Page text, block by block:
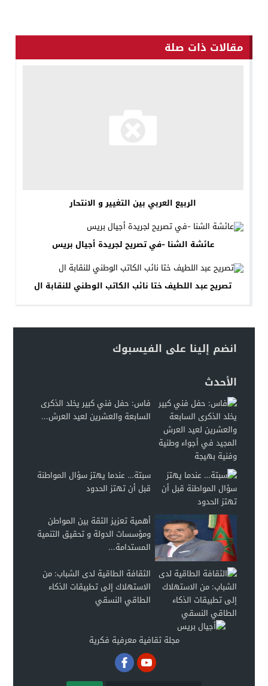
مقالات ذات صلة
الربيع العربي بين التغيير و الانتحار
عائشة الشنا -في تصريح لجريدة أجيال بريس
تصريح عبد اللطيف ختا نائب الكاتب الوطني للنقابة ال
انضم إلينا على الفيسبوك
الأحدث
فاس: حفل فني كبير يخلد الذكرى
السابعة والعشرين لعيد العرش...
سبتة… عندما يهتز سؤال المواطنة
قبل أن تهتز الحدود
أهمية تعزيز الثقة بين المواطن
ومؤسسات الدولة و تحقيق التنمية
المستدامة...
الثقافة الطاقية لدى الشباب: من
الاستهلاك إلى تطبيقات الذكاء
الطاقي النسقي
مجلة ثقافية معرفية فكرية